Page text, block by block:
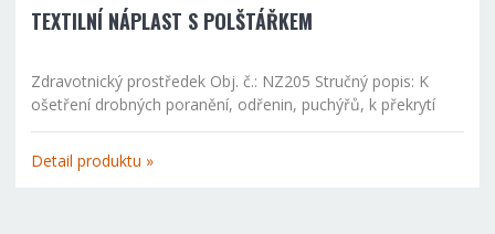
TEXTILNÍ NÁPLAST S POLŠTÁŘKEM
Zdravotnický prostředek Obj. č.: NZ205 Stručný popis: K
ošetření drobných poranění, odřenin, puchýřů, k překrytí
vpichu po injekcích při očkování či odběrech krve. Textilní
nedráždivá náplast na rány, tělové barvy s vysoce...
Detail produktu »